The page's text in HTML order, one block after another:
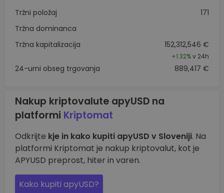
Tržni položaj
171
Tržna dominanca
Tržna kapitalizacija
152,312,546 €
+1.32%v 24h
24-urni obseg trgovanja 889,417 €
Nakup kriptovalute apyUSD na
platformi Kriptomat
Odkrijte kje in kako kupiti apyUSD v Sloveniji. Na
platformi Kriptomat je nakup kriptovalut, kot je
APYUSD preprost, hiter in varen.
Kako kupiti apyUSD?